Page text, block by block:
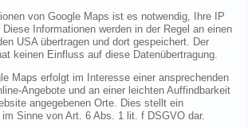
von Google Maps ist es notwendig, Ihre IP
Informationen werden in der Regel an einen
USA übertragen und dort gespeichert. Der
keinen Einfluss auf diese Datenübertragung.
Maps erfolgt im Interesse einer ansprechenden
Angebote und an einer leichten Auffindbarkeit
angegebenen Orte. Dies stellt ein
Sinne von Art. 6 Abs. 1 lit. f DSGVO dar.